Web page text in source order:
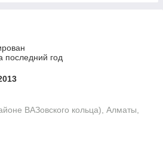
последний год
ВАЗовского кольца), Алматы,